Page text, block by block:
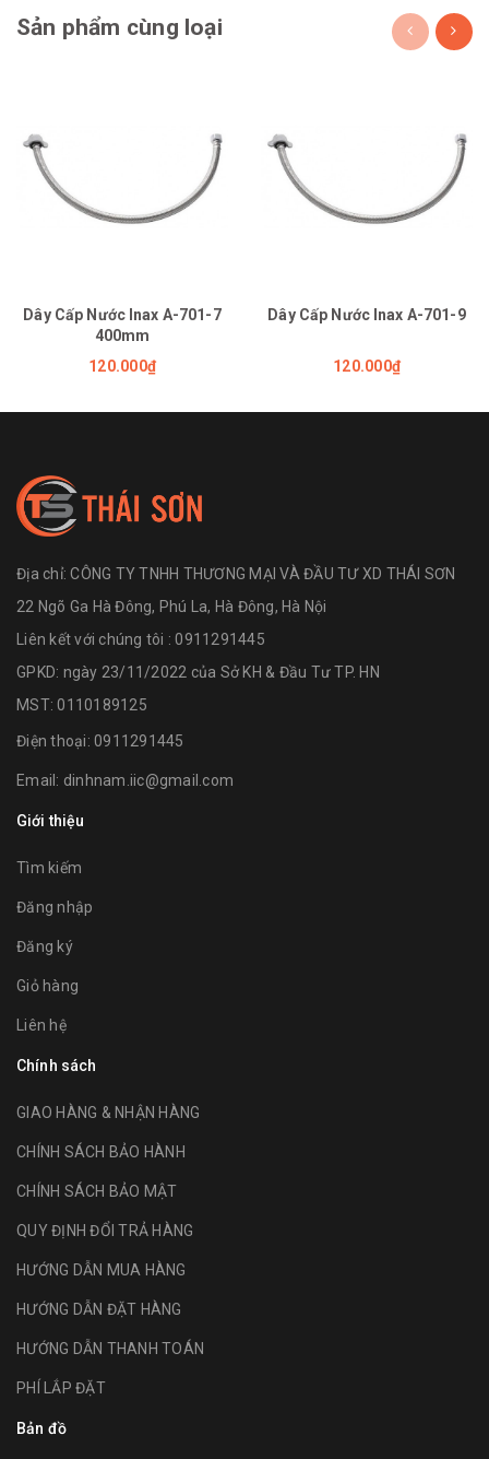
Sản phẩm cùng loại
Dây Cấp Nước Inax A-701-7
400mm
120.000₫
Dây Cấp Nước Inax A-701-9
120.000₫
Địa chỉ:CÔNG TY TNHH THƯƠNG MẠI VÀ ĐẦU TƯ XD THÁI SƠN
22 Ngõ Ga Hà Đông, Phú La, Hà Đông, Hà Nội
Liên kết với chúng tôi : 0911291445
GPKD: ngày 23/11/2022 của Sở KH & Đầu Tư TP. HN
MST: 0110189125
Điện thoại: 0911291445
Email: dinhnam.iic@gmail.com
Giới thiệu
Tìm kiếm
Đăng nhập
Đăng ký
Giỏ hàng
Liên hệ
Chính sách
GIAO HÀNG & NHẬN HÀNG
CHÍNH SÁCH BẢO HÀNH
CHÍNH SÁCH BẢO MẬT
QUY ĐỊNH ĐỔI TRẢ HÀNG
HƯỚNG DẪN MUA HÀNG
HƯỚNG DẪN ĐẶT HÀNG
HƯỚNG DẪN THANH TOÁN
PHÍ LẮP ĐẶT
Bản đồ